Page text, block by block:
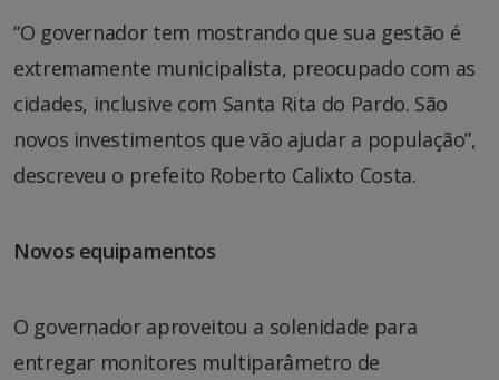
“O governador tem mostrando que sua gestão é
extremamente municipalista, preocupado com as
cidades, inclusive com Santa Rita do Pardo. São
novos investimentos que vão ajudar a população”,
descreveu o prefeito Roberto Calixto Costa.
Novos equipamentos
O governador aproveitou a solenidade para
entregar monitores multiparâmetro de